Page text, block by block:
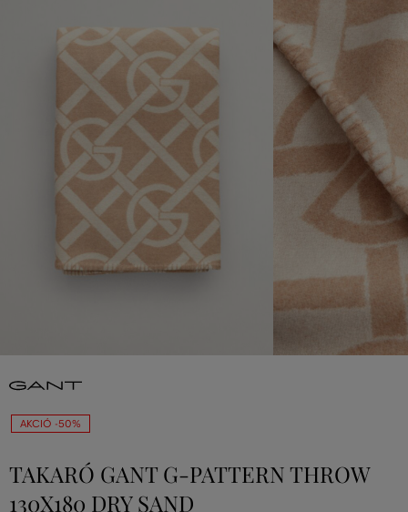
AKCIÓ -50%
TAKARÓ GANT G-PATTERN THROW
130X180 DRY SAND